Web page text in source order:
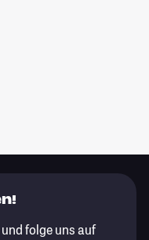
folge uns auf